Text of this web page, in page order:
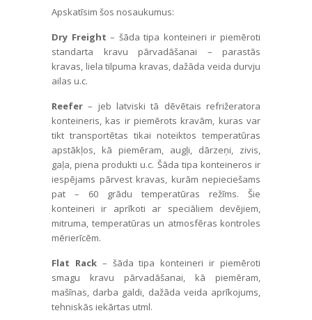
Apskatīsim šos nosaukumus:
Dry Freight – šāda tipa konteineri ir piemēroti
standarta kravu pārvadāšanai – parastās
kravas, liela tilpuma kravas, dažāda veida durvju
ailas u.c.
Reefer – jeb latviski tā dēvētais refrižeratora
konteineris, kas ir piemērots kravām, kuras var
tikt transportētas tikai noteiktos temperatūras
apstākļos, kā piemēram, augļi, dārzeņi, zivis,
gaļa, piena produkti u.c. Šāda tipa konteineros ir
iespējams pārvest kravas, kurām nepieciešams
pat – 60 grādu temperatūras režīms. Šie
konteineri ir aprīkoti ar speciāliem devējiem,
mitruma, temperatūras un atmosfēras kontroles
mērierīcēm.
Flat Rack– šāda tipa konteineri ir piemēroti
smagu kravu pārvadāšanai, kā piemēram,
mašīnas, darba galdi, dažāda veida aprīkojums,
tehniskās iekārtas utml.